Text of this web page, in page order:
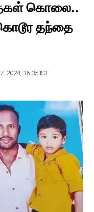
கொலை..
தந்தை
2024, 16:35 IST